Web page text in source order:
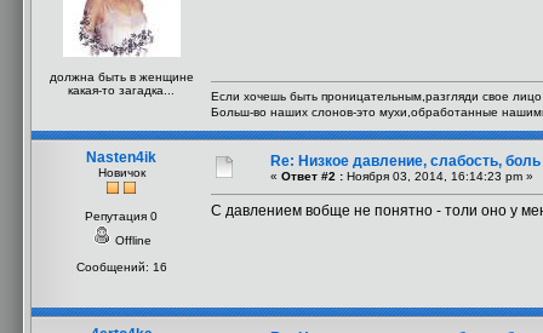
должна быть в женщине
какая-то загадка...
Если хочешь быть проницательным,разгляди свое лицо
Больш-во наших слонов-это мухи,обработанные
Nasten4ik
Новичок
Репутация 0
Offline
Сообщений: 16
Re: Низкое давление, слабость,
« Ответ #2 : Ноября 03, 2014, 16:14:23 pm »
С давлением вобще не понятно - толи оно у